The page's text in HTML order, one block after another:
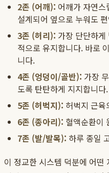
2존 (어깨): 어깨가 자연
설계되어 옆으로 누워도
3존 (허리): 가장 단단하
적으로 유지합니다. 바로
니다.
4존 (엉덩이/골반): 가장
도록 탄탄하게 지지합니다.
5존 (허벅지): 허벅지 근
6존 (종아리): 혈액순환이
7존 (발/발목): 하루 종일
이 정교한 시스템 덕분에 어떤